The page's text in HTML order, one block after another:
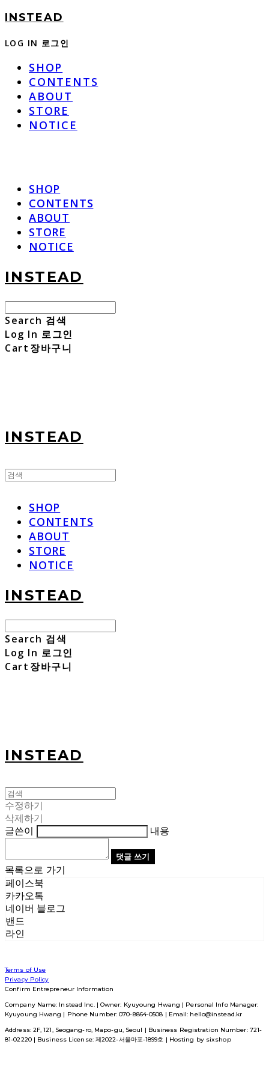
INSTEAD
LOG IN 로그인
SHOP
CONTENTS
ABOUT
STORE
NOTICE
SHOP
CONTENTS
ABOUT
STORE
NOTICE
INSTEAD
Search 검색
Log In 로그인
Cart 장바구니
INSTEAD
SHOP
CONTENTS
ABOUT
STORE
NOTICE
INSTEAD
Search 검색
Log In 로그인
Cart 장바구니
INSTEAD
수정하기
삭제하기
글쓴이
내용
댓글 쓰기
목록으로 가기
페이스북
카카오톡
네이버 블로그
밴드
라인
Terms of Use
Privacy Policy
Confirm Entrepreneur Information
Company Name: Instead Inc. | Owner: Kyuyoung Hwang | Personal Info Manager:
Kyuyoung Hwang | Phone Number: 070-8864-0508 | Email: hello@instead.kr
Address: 2F, 121, Seogang-ro, Mapo-gu, Seoul | Business Registration Number: 721-
81-02220| Business License: 제2022-서울마포-1899호 | Hosting by sixshop